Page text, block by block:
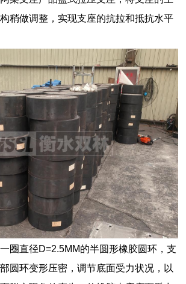
稍做调整，实现支座的抗拉和抵抗水平
圈直径D=2.5MM的半圆形橡胶圆环，支
圆环变形压密，调节底面受力状况，以